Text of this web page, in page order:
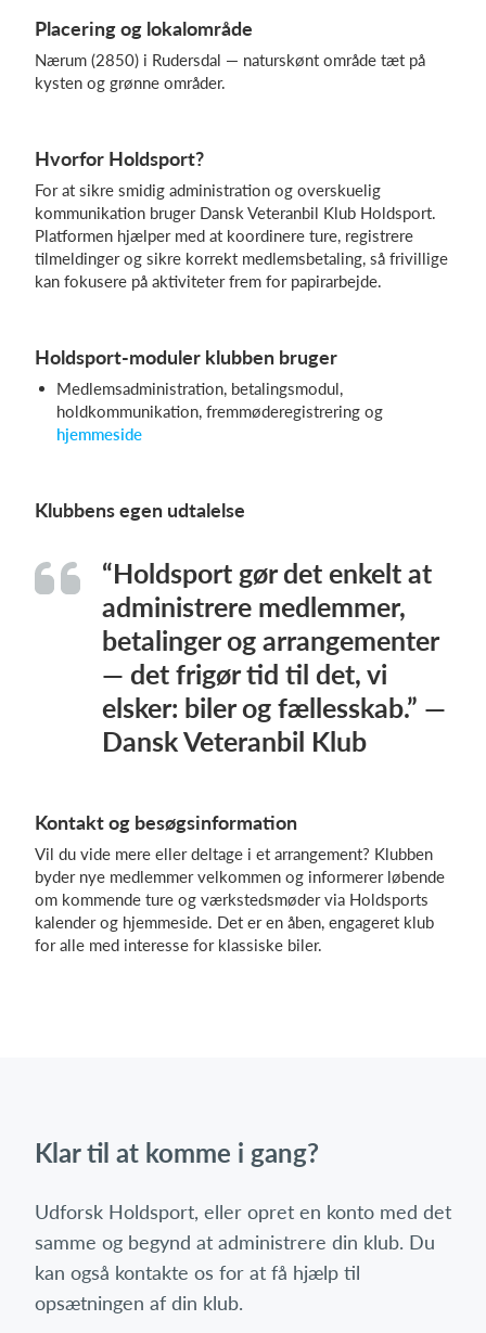
Placering og lokalområde
Nærum (2850) i Rudersdal — naturskønt område tæt på
kysten og grønne områder.
Hvorfor Holdsport?
For at sikre smidig administration og overskuelig
kommunikation bruger Dansk Veteranbil Klub Holdsport.
Platformen hjælper med at koordinere ture, registrere
tilmeldinger og sikre korrekt medlemsbetaling, så frivillige
kan fokusere på aktiviteter frem for papirarbejde.
Holdsport-moduler klubben bruger
Medlemsadministration, betalingsmodul,
holdkommunikation, fremmøderegistrering og
hjemmeside
Klubbens egen udtalelse
“Holdsport gør det enkelt at
administrere medlemmer,
betalinger og arrangementer
— det frigør tid til det, vi
elsker: biler og fællesskab.” —
Dansk Veteranbil Klub
Kontakt og besøgsinformation
Vil du vide mere eller deltage i et arrangement? Klubben
byder nye medlemmer velkommen og informerer løbende
om kommende ture og værkstedsmøder via Holdsports
kalender og hjemmeside. Det er en åben, engageret klub
for alle med interesse for klassiske biler.
Klar til at komme i gang?
Udforsk Holdsport, eller opret en konto med det
samme og begynd at administrere din klub. Du
kan også kontakte os for at få hjælp til
opsætningen af din klub.